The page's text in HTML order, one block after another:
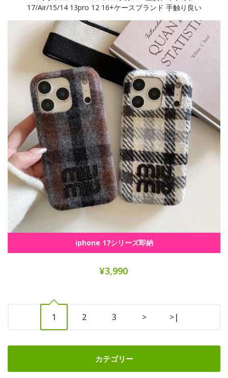
カテゴリー
17/air/15/14 13pro 12 16+ケースブランド 手触り良い
iphone 17シリーズ即納
¥3,990
1 2 3 > >|